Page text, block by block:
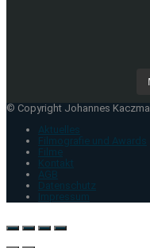
© Copyright Johannes
Aktuelles
Filmografie und Awards
Filme
Kontakt
AGB
Datenschutz
Impressum